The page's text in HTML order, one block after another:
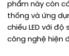
phẩm này còn
thống và ứng
chiếu LED với
công nghệ hiện